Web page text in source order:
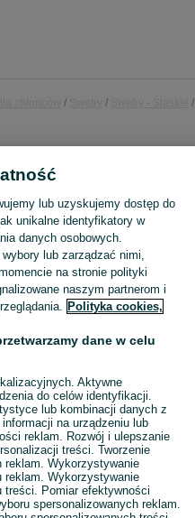
na roczek dla chłopca Zobacz
lub uzyskujemy dostęp do
unikalne identyfikatory w
danych osobowych.
lub zarządzać nimi,
na stronie polityki
naszym partnerom i
Polityka cookies,
dane w celu
Aktywne
do celów identyfikacji.
lub kombinacji danych z
na urządzeniu lub
reklam. Rozwój i ulepszanie
treści. Tworzenie
reklam. Wykorzystywanie
reklam. Wykorzystywanie
treści. Pomiar efektywności
spersonalizowanych reklam.